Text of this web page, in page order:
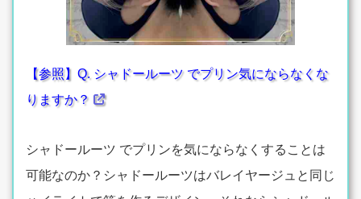
【参照】Q. シャドールーツ でプリン気にならなくな
りますか？
シャドールーツ でプリンを気にならなくすることは
可能なのか？シャドールーツはバレイヤージュと同じ